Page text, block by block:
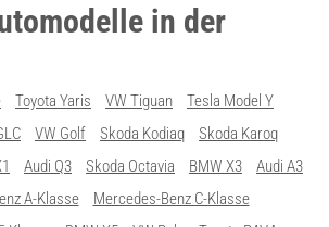
in der
Toyota Yaris VW Tiguan
Tesla Model Y
VW Golf Skoda Kodiaq
Skoda Karoq
Audi Q3 Skoda Octavia BMW X3
Audi A3
A-Klasse
Mercedes-Benz C-Klasse